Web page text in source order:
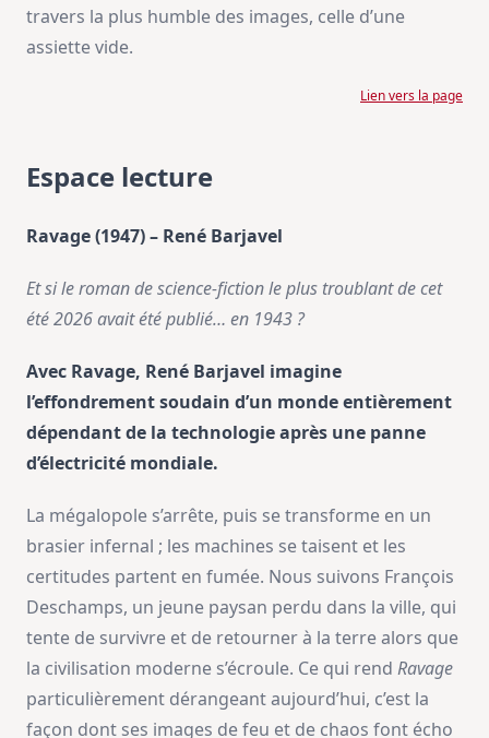
travers la plus humble des images, celle d’une
assiette vide.
Lien vers la page
Espace lecture
Ravage (1947) – René Barjavel
Et si le roman de science-fiction le plus troublant de cet
été 2026 avait été publié… en 1943 ?
Avec Ravage, René Barjavel imagine
l’effondrement soudain d’un monde entièrement
dépendant de la technologie après une panne
d’électricité mondiale.
La mégalopole s’arrête, puis se transforme en un
brasier infernal ; les machines se taisent et les
certitudes partent en fumée. Nous suivons François
Deschamps, un jeune paysan perdu dans la ville, qui
tente de survivre et de retourner à la terre alors que
la civilisation moderne s’écroule. Ce qui rend Ravage
particulièrement dérangeant aujourd’hui, c’est la
façon dont ses images de feu et de chaos font écho